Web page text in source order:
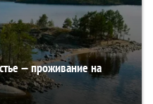
— проживание на